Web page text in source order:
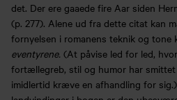
det. Der ere gaaede fire Aar siden
(p. 277). Alene ud fra dette citat kan
fornyelsen i romanens teknik og tone
eventyrene. (At påvise led for led,
fortællegreb, stil og humor har smittet
imidlertid kræve en afhandling for